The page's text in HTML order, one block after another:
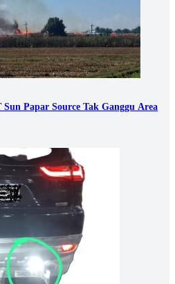
Papar Source Tak Ganggu Area